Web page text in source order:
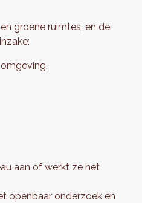
groene ruimtes, en de
aan of werkt ze het
openbaar onderzoek en